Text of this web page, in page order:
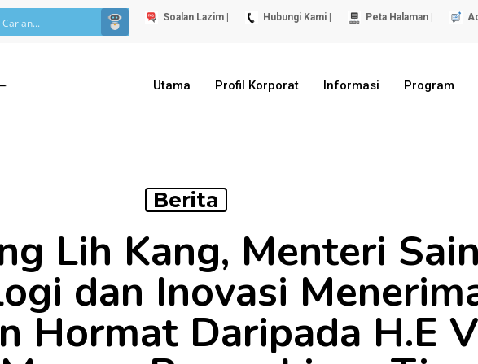
Soalan Lazim | Hubungi Kami | Peta Halaman |
Utama Profil Korporat Informasi Program
Berita
Lih Kang, Menteri
dan Inovasi
Hormat Daripada H.E